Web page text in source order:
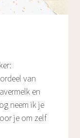
van
en
neem ik je
je om zelf